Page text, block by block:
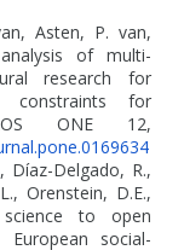
Asten, P. van,
of multi-
research for
constraints for
ONE 12,
Díaz-Delgado, R.,
Orenstein, D.E.,
science to open
European social-